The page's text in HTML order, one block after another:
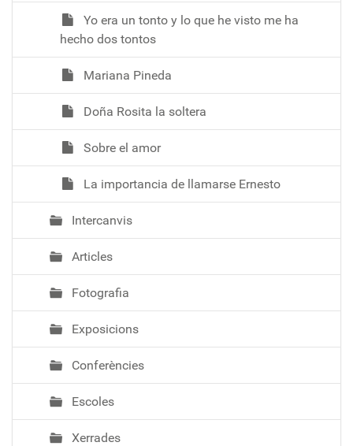
Yo era un tonto y lo que he visto me ha
hecho dos tontos
Mariana Pineda
Doña Rosita la soltera
Sobre el amor
La importancia de llamarse Ernesto
Intercanvis
Articles
Fotografia
Exposicions
Conferències
Escoles
Xerrades